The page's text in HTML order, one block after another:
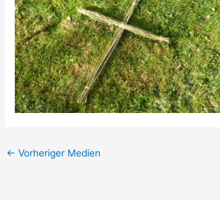
← Vorheriger Medien